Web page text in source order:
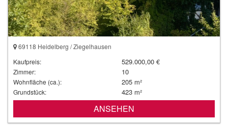
69118 Heidelberg / Ziegelhausen
Kaufpreis:
529.000,00 €
Zimmer: 10
Wohnfläche (ca.): 205 m²
Grundstück: 423 m²
ANSEHEN